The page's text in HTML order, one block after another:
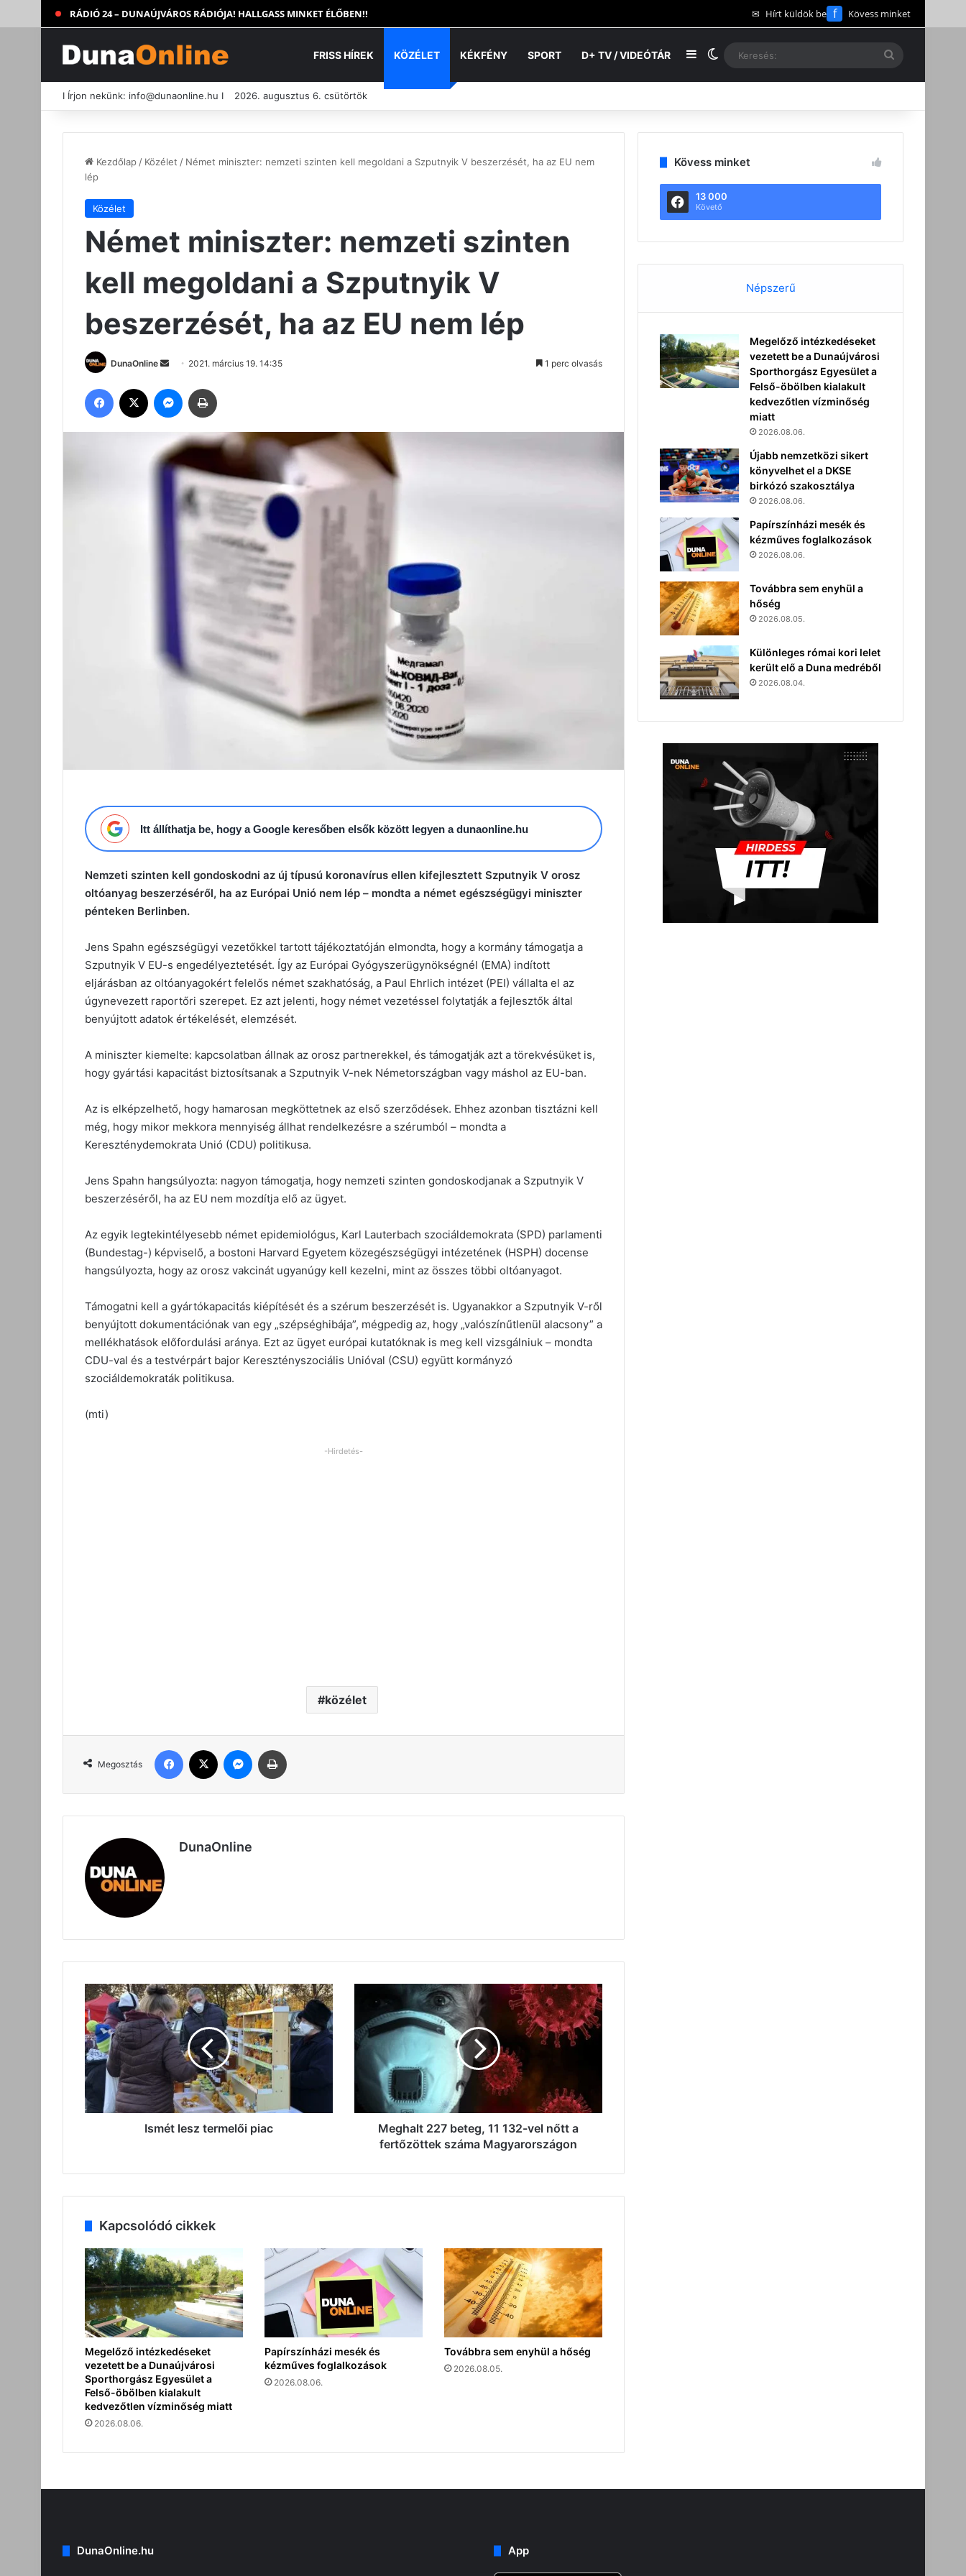
RÁDIÓ 24 – DUNAÚJVÁROS RÁDIÓJA! HALLGASS MINKET ÉLŐBEN!! ✉ Hírt küldök be f Kövess minket
FRISS HÍREK KÖZÉLET KÉKFÉNY SPORT D+ TV / VIDEÓTÁR OldalsávSwitch skin
I Írjon nekünk: info@dunaonline.hu I 2026. augusztus 6. csütörtök
Kezdőlap / Közélet / Német miniszter: nemzeti szinten kell megoldani a Szputnyik V beszerzését, ha az EU nem
lép
Közélet
Német miniszter: nemzeti szinten
kell megoldani a Szputnyik V
beszerzését, ha az EU nem lép
DunaOnline
Send
email
2021. március 19. 14:35 1 perc olvasás
Facebook Messenger
Itt állíthatja be, hogy a Google keresőben elsők között legyen a dunaonline.hu
Nemzeti szinten kell gondoskodni az új típusú koronavírus ellen kifejlesztett Szputnyik V orosz
oltóanyag beszerzéséről, ha az Európai Unió nem lép – mondta a német egészségügyi miniszter
pénteken Berlinben.
Jens Spahn egészségügyi vezetőkkel tartott tájékoztatóján elmondta, hogy a kormány támogatja a
Szputnyik V EU-s engedélyeztetését. Így az Európai Gyógyszerügynökségnél (EMA) indított
eljárásban az oltóanyagokért felelős német szakhatóság, a Paul Ehrlich intézet (PEI) vállalta el az
úgynevezett raportőri szerepet. Ez azt jelenti, hogy német vezetéssel folytatják a fejlesztők által
benyújtott adatok értékelését, elemzését.
A miniszter kiemelte: kapcsolatban állnak az orosz partnerekkel, és támogatják azt a törekvésüket is,
hogy gyártási kapacitást biztosítsanak a Szputnyik V-nek Németországban vagy máshol az EU-ban.
Az is elképzelhető, hogy hamarosan megköttetnek az első szerződések. Ehhez azonban tisztázni kell
még, hogy mikor mekkora mennyiség állhat rendelkezésre a szérumból – mondta a
Kereszténydemokrata Unió (CDU) politikusa.
Jens Spahn hangsúlyozta: nagyon támogatja, hogy nemzeti szinten gondoskodjanak a Szputnyik V
beszerzéséről, ha az EU nem mozdítja elő az ügyet.
Az egyik legtekintélyesebb német epidemiológus, Karl Lauterbach szociáldemokrata (SPD) parlamenti
(Bundestag-) képviselő, a bostoni Harvard Egyetem közegészségügyi intézetének (HSPH) docense
hangsúlyozta, hogy az orosz vakcinát ugyanúgy kell kezelni, mint az összes többi oltóanyagot.
Támogatni kell a gyártókapacitás kiépítését és a szérum beszerzését is. Ugyanakkor a Szputnyik V-ről
benyújtott dokumentációnak van egy „szépséghibája”, mégpedig az, hogy „valószínűtlenül alacsony” a
mellékhatások előfordulási aránya. Ezt az ügyet európai kutatóknak is meg kell vizsgálniuk – mondta
CDU-val és a testvérpárt bajor Keresztényszociális Unióval (CSU) együtt kormányzó
szociáldemokraták politikusa.
(mti)
-Hirdetés-
közélet
Megosztás
Facebook Messenger
DunaOnline
Ismét
lesz
termelői
piac
Ismét lesz termelői piac
beteg,
11
132-
fertőzöttek
száma
Magyarországon
Meghalt 227 beteg, 11 132-vel nőtt a
fertőzöttek száma Magyarországon
Kapcsolódó cikkek
Megelőző intézkedéseket
vezetett be a Dunaújvárosi
Sporthorgász Egyesület a
Felső-öbölben kialakult
kedvezőtlen vízminőség miatt
2026.08.06.
Papírszínházi mesék és
kézműves foglalkozások
2026.08.06.
Továbbra sem enyhül a hőség
2026.08.05.
Kövess minket
13 000
Követő
Népszerű
Megelőző intézkedéseket
vezetett be a Dunaújvárosi
Sporthorgász Egyesület a
Felső-öbölben kialakult
kedvezőtlen vízminőség
miatt
2026.08.06.
Újabb nemzetközi sikert
könyvelhet el a DKSE
birkózó szakosztálya
2026.08.06.
Papírszínházi mesék és
kézműves foglalkozások
2026.08.06.
Továbbra sem enyhül a
hőség
2026.08.05.
Különleges római kori lelet
került elő a Duna medréből
2026.08.04.
DunaOnline.hu App